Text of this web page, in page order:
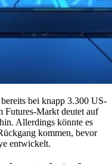
bei knapp 3.300 US-
Futures-Markt deutet auf
Allerdings könnte es
kommen, bevor
entwickelt.